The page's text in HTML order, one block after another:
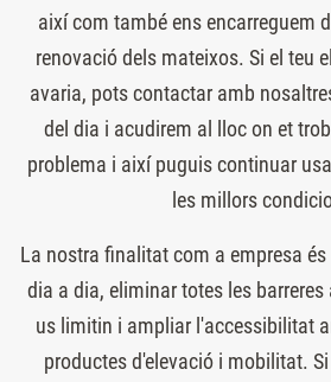
així com també ens encarreguem
renovació dels mateixos. Si el teu
avaria, pots contactar amb
del dia i acudirem al lloc on et
problema i així puguis continuar
les millors
La nostra finalitat com a empresa
dia a dia, eliminar totes les
us limitin i ampliar l'accessibilitat
productes d'elevació i mobilitat.